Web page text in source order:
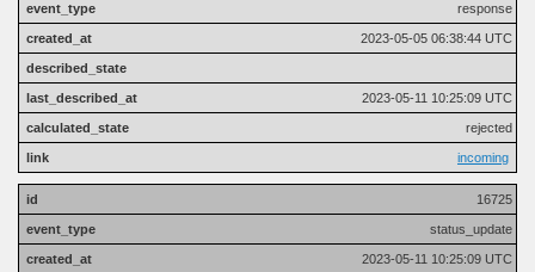
response
2023-05-05 06:38:44 UTC
2023-05-11 10:25:09 UTC
rejected
incoming
16725
status_update
2023-05-11 10:25:09 UTC